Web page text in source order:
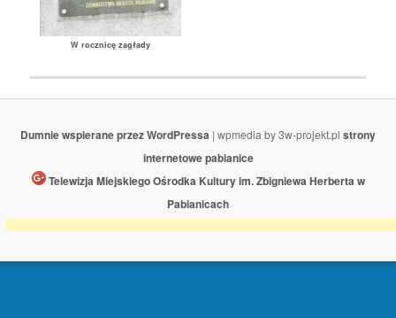
W rocznicę zagłady
Dumnie wspierane przez WordPressa | wpmedia by 3w-projekt.pl strony
internetowe pabianice
Telewizja Miejskiego Ośrodka Kultury im. Zbigniewa Herberta w
Pabianicach